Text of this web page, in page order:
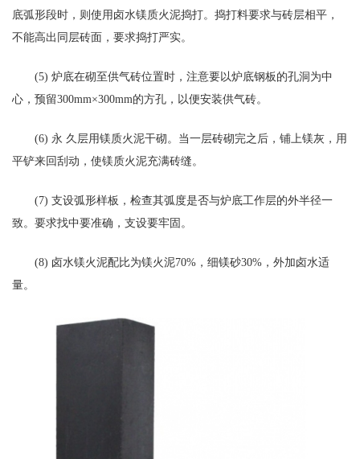
底弧形段时，则使用卤水镁质火泥捣打。捣打料要求与砖层相平，
不能高出同层砖面，要求捣打严实。
(5) 炉底在砌至供气砖位置时，注意要以炉底钢板的孔洞为中
心，预留300mm×300mm的方孔，以便安装供气砖。
(6) 永 久层用镁质火泥干砌。当一层砖砌完之后，铺上镁灰，用
平铲来回刮动，使镁质火泥充满砖缝。
(7) 支设弧形样板，检查其弧度是否与炉底工作层的外半径一
致。要求找中要准确，支设要牢固。
(8) 卤水镁火泥配比为镁火泥70%，细镁砂30%，外加卤水适
量。